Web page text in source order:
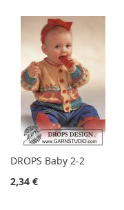
DROPS Baby 2-2
2,34 €